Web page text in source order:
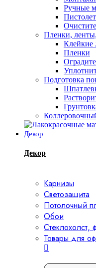
Ручные
Пленки,
Клейкие
Пленки
Подготовка
Декор
Декор
Карнизы
Светозащита
Потолочный
Обои
Стеклохолст,
Товары для